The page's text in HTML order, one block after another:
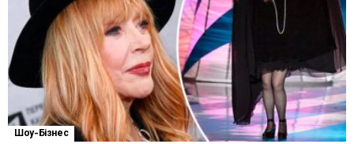
Шоу-Бізнес